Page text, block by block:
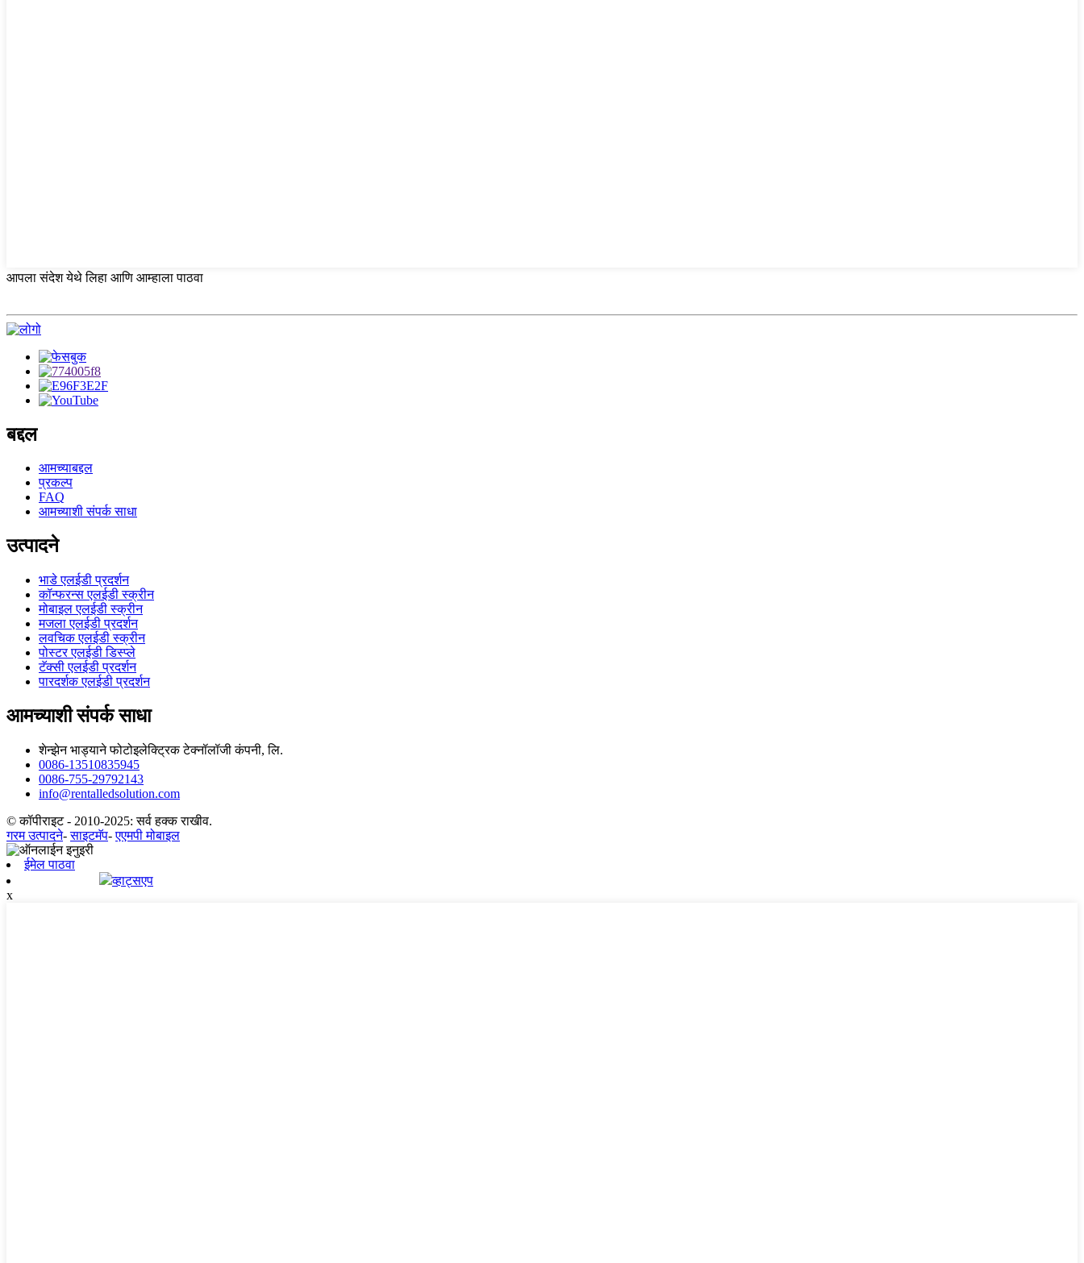
आपला संदेश येथे लिहा आणि आम्हाला पाठवा
बद्दल
आमच्याबद्दल
प्रकल्प
FAQ
आमच्याशी संपर्क साधा
उत्पादने
भाडे एलईडी प्रदर्शन
कॉन्फरन्स एलईडी स्क्रीन
मोबाइल एलईडी स्क्रीन
मजला एलईडी प्रदर्शन
लवचिक एलईडी स्क्रीन
पोस्टर एलईडी डिस्प्ले
टॅक्सी एलईडी प्रदर्शन
पारदर्शक एलईडी प्रदर्शन
आमच्याशी संपर्क साधा
शेन्झेन भाड्याने फोटोइलेक्ट्रिक टेक्नॉलॉजी कंपनी, लि.
0086-13510835945
0086-755-29792143
info@rentalledsolution.com
© कॉपीराइट - 2010-2025: सर्व हक्क राखीव.
गरम उत्पादने-साइटमॅप-एएमपी मोबाइल
ईमेल पाठवा
व्हाट्सएप
x